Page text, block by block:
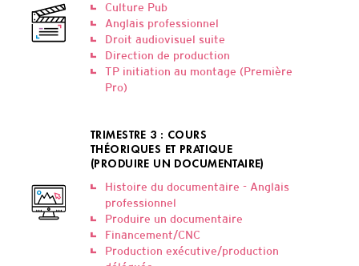
Culture Pub
Anglais professionnel
Droit audiovisuel suite
Direction de production
TP initiation au montage (Première
Pro)
TRIMESTRE 3 : COURS
THÉORIQUES ET PRATIQUE
(PRODUIRE UN DOCUMENTAIRE)
Histoire du documentaire - Anglais
professionnel
Produire un documentaire
Financement/CNC
Production exécutive/production